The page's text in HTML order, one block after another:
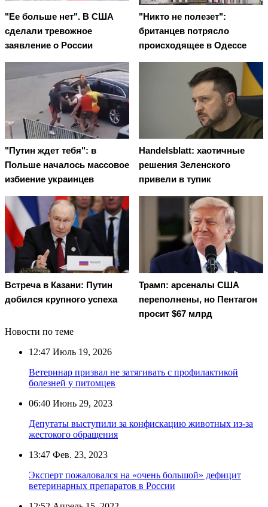
"Ее больше нет". В США
сделали тревожное
заявление о России
"Никто не полезет":
британцев потрясло
происходящее в Одессе
"Путин ждет тебя": в
Польше началось массовое
избиение украинцев
Handelsblatt: хаотичные
решения Зеленского
привели в тупик
Встреча в Казани: Путин
добился крупного успеха
Трамп: арсеналы США
переполнены, но Пентагон
просит $67 млрд
Новости по теме
12:47 Июль 19, 2026
Ветеринар призвал не затягивать с профилактикой
болезней у питомцев
06:40 Июнь 29, 2023
Депутаты выступили за конфискацию животных из-за
жестокого обращения
13:47 Фев. 23, 2023
Эксперт пожаловался на «очень большой» дефицит
ветеринарных препаратов в России